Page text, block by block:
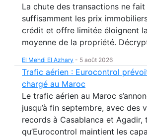
La chute des transactions ne
suffisamment les prix
crédit et offre limitée éloignent
moyenne de la propriété.
El Mehdi El Azhary - 5 août 2026
Trafic aérien : Eurocontrol
chargé au Maroc
Le trafic aérien au Maroc
jusqu’à fin septembre, avec des
records à Casablanca et Agadir,
qu’Eurocontrol maintient les